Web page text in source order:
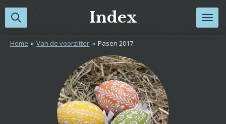
Ga
direct
de
Index
Home » Van de voorzitter » Pasen 2017.